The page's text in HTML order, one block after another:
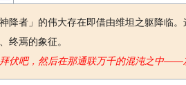
降者」的伟大存在即借由维坦之躯降临
终焉的象征。
伏吧，然后在那通联万千的混沌之中——